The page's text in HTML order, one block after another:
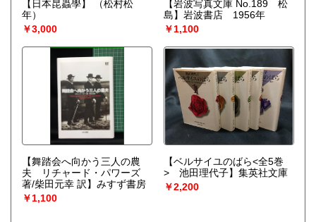
【日本昆蟲學】
（松村松
年）
￥3,000
【岩波写真文庫 No.189 松
島】岩波書店 1956年
￥1,100
【舞踏会へ向かう三人の農
夫 リチャード・パワーズ
著/柴田元幸 訳】みすず書房
￥1,100
【ベルサイユのばら<全5巻
> 池田理代子】集英社文庫
￥2,200